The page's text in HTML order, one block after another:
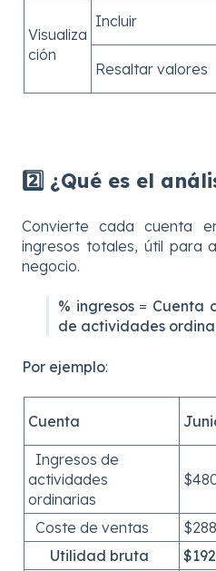
Visualiza
ción
Incluir
Resaltar valores
2️⃣ ¿Qué es el
Convierte cada cuenta
ingresos totales, útil para
negocio.
% ingresos= Cuenta
de actividades
Por ejemplo:
Cuenta
Ingresos de
actividades
ordinarias
Coste de ventas
Utilidad bruta